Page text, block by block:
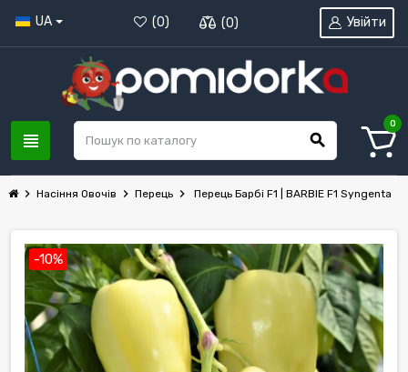
UA (0) (0)
view_headline search
Увійти
0
chevron_right Насіння Овочів chevron_right Перець chevron_right Перець Барбі F1 | BARBIE F1 Syngenta
-10%